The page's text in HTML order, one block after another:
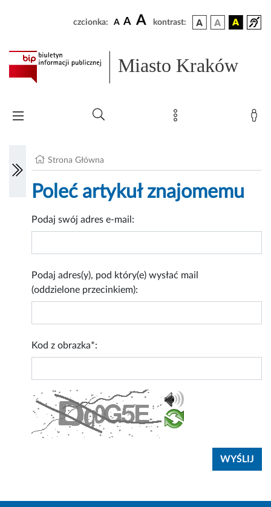
czcionka: A A A kontrast:
Miasto Kraków
Strona Główna
Poleć artykuł znajomemu
Podaj swój adres e-mail:
Podaj adres(y), pod który(e) wysłać mail
(oddzielone przecinkiem):
Kod z obrazka*: